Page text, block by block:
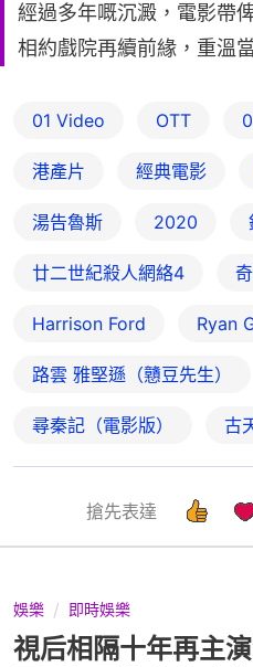
經過多年嘅沉澱，電影帶
相約戲院再續前緣，重溫
01 Video OTT
港產片 經典電影
湯告魯斯 2020
廿二世紀殺人網絡4
Harrison Ford Ryan
路雲 雅堅遜（戇豆先生）
尋秦記（電影版） 古
搶先表達
娛樂 即時娛樂
視后相隔十年再主